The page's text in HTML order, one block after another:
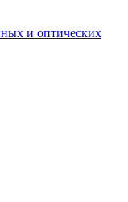
и оптических